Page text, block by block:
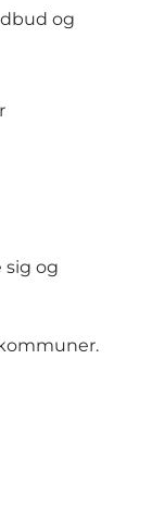
og
sig og